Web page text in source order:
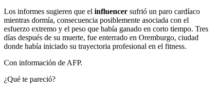
Los informes sugieren que el influencer sufrió un paro cardíaco
mientras dormía, consecuencia posiblemente asociada con el
esfuerzo extremo y el peso que había ganado en corto tiempo. Tres
días después de su muerte, fue enterrado en Oremburgo, ciudad
donde había iniciado su trayectoria profesional en el fitness.
Con información de AFP.
¿Qué te pareció?